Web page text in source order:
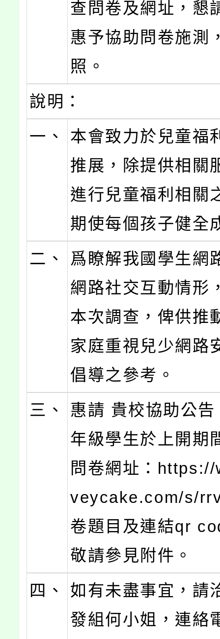
查問卷及網址，
惠予協助問卷施
照。
說明：
一、
本會致力於兒童福
推展，除提供相關
進行兒童福利相關
期使每個孩子健全
二、
爲瞭解我國學生網
網路社交互動情形
本次調查，俾供推
家庭重視兒少網路
倡導之參考。
三、
惠請 貴校協助公
年級學生於上開期
問卷網址：
veycake.com/s/
卷題目及連結qr
敬請參見附件。
四、
如有未盡事宜，請
發組何小姐，連絡